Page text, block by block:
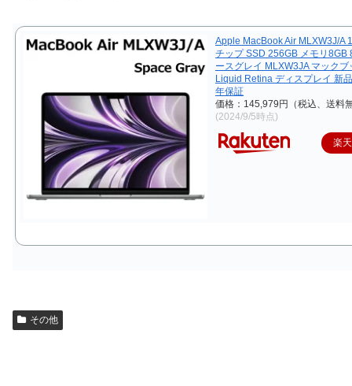
Apple MacBook Air MLXW3J/A
チップ SSD 256GB メモリ8GB
ースグレイ MLXW3JA マックブ
Liquid Retina ディスプレイ 新
年保証
価格：145,979円（税込、送料
(2024/9/5時点)
楽
その他